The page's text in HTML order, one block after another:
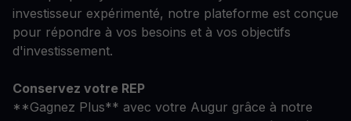
investisseur expérimenté, notre plateforme est conçue
pour répondre à vos besoins et à vos objectifs
d'investissement.
Conservez votre REP
**Gagnez Plus** avec votre Augur grâce à notre